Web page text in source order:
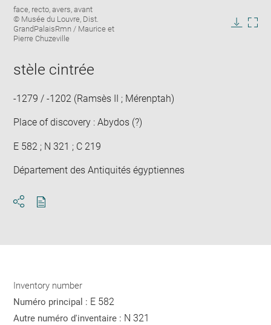
Image
caption:
face, recto, avers, avant
© Musée du Louvre, Dist.
GrandPalaisRmn / Maurice et
Pierre Chuzeville
stèle cintrée
-1279 / -1202 (Ramsès II ; Mérenptah)
Place of discovery : Abydos (?)
E 582 ; N 321 ; C 219
Département des Antiquités égyptiennes
Inventory number
Numéro principal : E 582
Autre numéro d'inventaire : N 321